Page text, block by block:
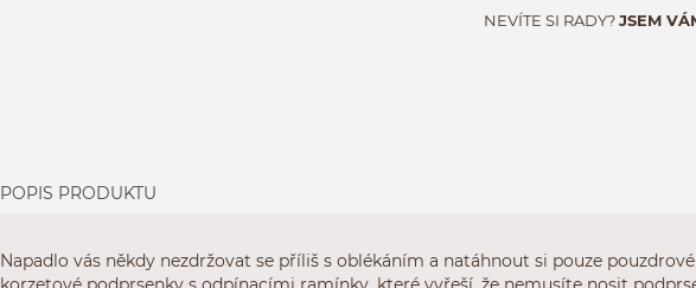
NEVÍTE SI RADY?JSEM
POPIS PRODUKTU
Napadlo vás někdy nezdržovat se příliš s oblékáním a natáhnout si pouze